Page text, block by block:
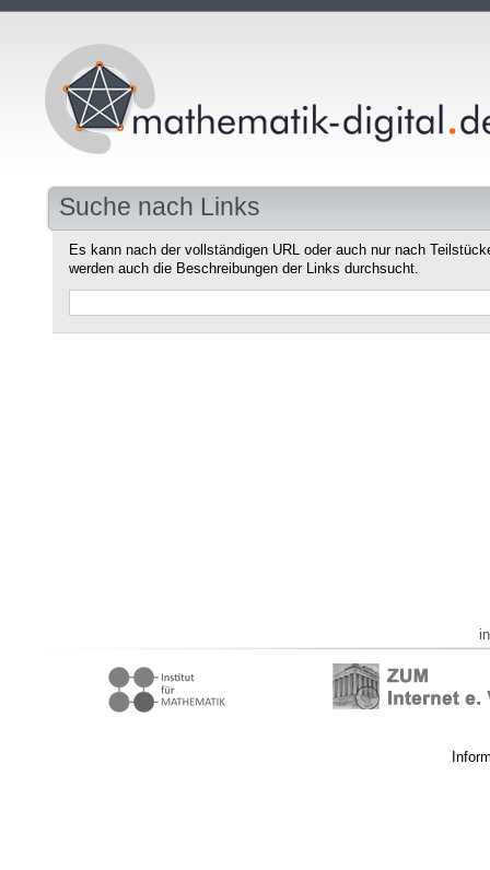
Suche nach Links
Es kann nach der vollständigen URL oder auch nur nach
werden auch die Beschreibungen der Links durchsucht.